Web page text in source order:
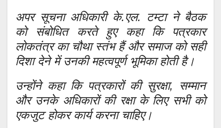
अपर सूचना अधिकारी के.एल. टम्टा ने बैठक
को संबोधित करते हुए कहा कि पत्रकार
लोकतंत्र का चौथा स्तंभ हैं और समाज को सही
दिशा देने में उनकी महत्वपूर्ण भूमिका होती है।
उन्होंने कहा कि पत्रकारों की सुरक्षा, सम्मान
और उनके अधिकारों की रक्षा के लिए सभी को
एकजुट होकर कार्य करना चाहिए।